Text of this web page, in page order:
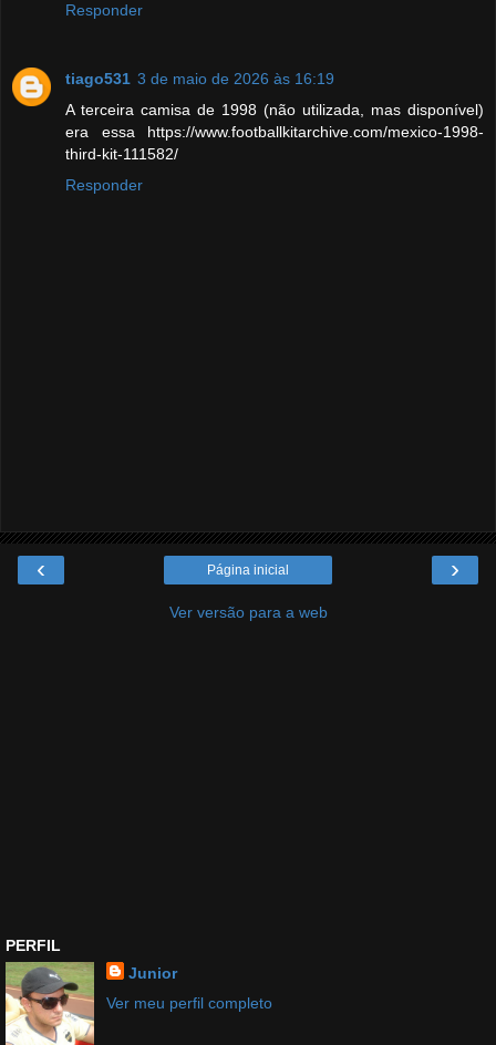
Responder
tiago531 3 de maio de 2026 às 16:19
A terceira camisa de 1998 (não utilizada, mas disponível)
era essa https://www.footballkitarchive.com/mexico-1998-
third-kit-111582/
Responder
‹ ›
Página inicial
Ver versão para a web
PERFIL
Junior
Ver meu perfil completo